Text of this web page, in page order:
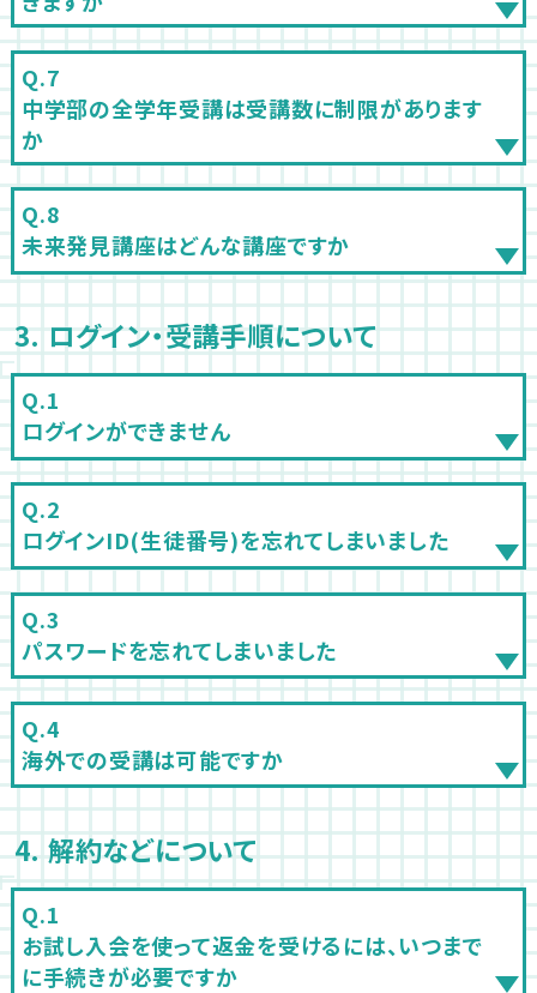
中学部の全学年受講は受講数に制限があります
か
未来発見講座はどんな講座ですか
3. ログイン・受講手順について
ログインができません
ログインID(生徒番号)を忘れてしまいました
パスワードを忘れてしまいました
海外での受講は可能ですか
4. 解約などについて
お試し入会を使って返金を受けるには、いつまで
に手続きが必要ですか